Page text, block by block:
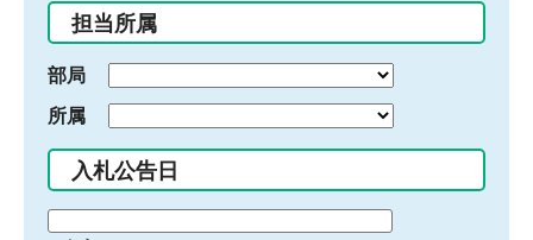
入
力
担当所属
部局
所属
入札公告日